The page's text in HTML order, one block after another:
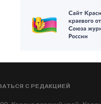
С РЕДАКЦИЕЙ